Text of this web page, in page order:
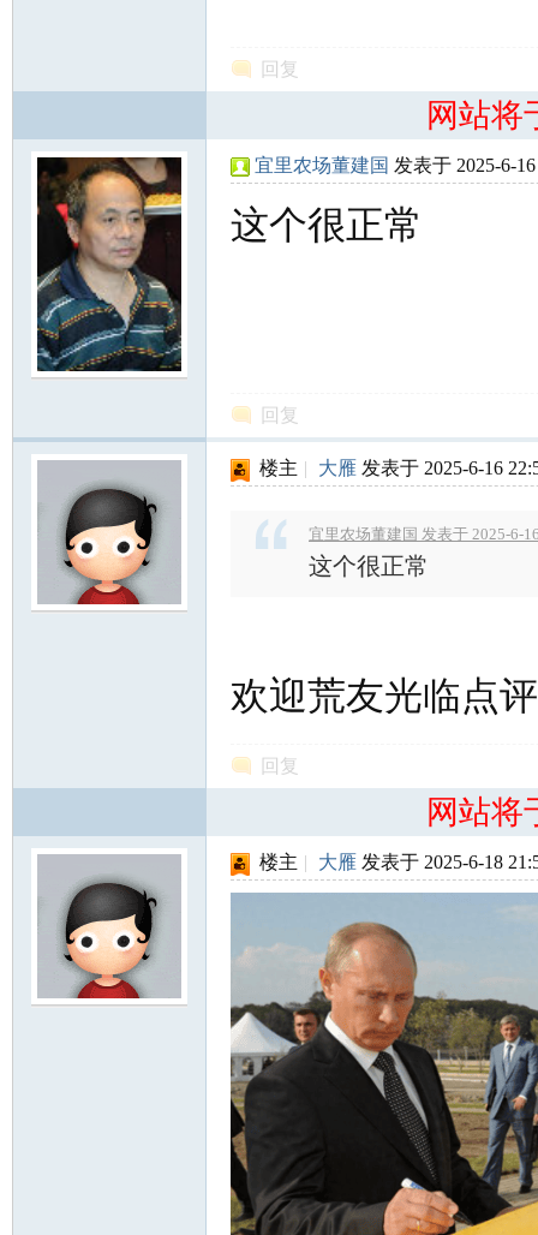
回复
网站将
宜里农场董建国 发表于 2025-6-
这个很正常
回复
楼主 | 大雁 发表于 2025-6-16
宜里农场董建国 发表于 2025-6-
这个很正常
欢迎荒友光临点
回复
网站将
楼主 | 大雁 发表于 2025-6-18